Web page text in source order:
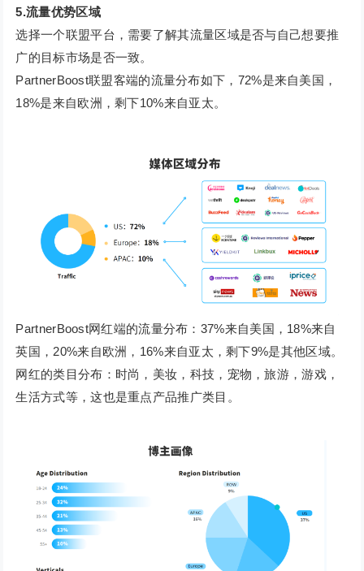
5.流量优势区域
选择一个联盟平台，需要了解其流量区域是否与自己想要推
广的目标市场是否一致。
PartnerBoost联盟客端的流量分布如下，72%是来自美国，
18%是来自欧洲，剩下10%来自亚太。
PartnerBoost网红端的流量分布：37%来自美国，18%来自
英国，20%来自欧洲，16%来自亚太，剩下9%是其他区域。
网红的类目分布：时尚，美妆，科技，宠物，旅游，游戏，
生活方式等，这也是重点产品推广类目。